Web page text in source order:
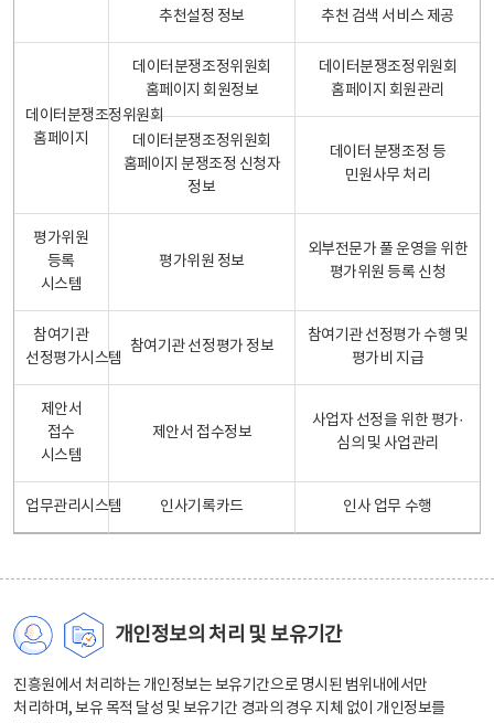
추천설정 정보 추천 검색 서비스 제공
데이터분쟁조정위원회
홈페이지
데이터분쟁조정위원회
홈페이지 회원정보
데이터분쟁조정위원회
홈페이지 회원관리
데이터분쟁조정위원회
홈페이지 분쟁조정 신청자
정보
데이터 분쟁조정 등
민원사무 처리
평가위원
등록
시스템
평가위원 정보
외부전문가 풀 운영을 위한
평가위원 등록 신청
참여기관
선정평가시스템
참여기관 선정평가 정보
참여기관 선정평가 수행 및
평가비 지급
제안서
접수
시스템
제안서 접수정보
사업자 선정을 위한 평가·
심의 및 사업관리
업무관리시스템 인사기록카드 인사 업무 수행
개인정보의 처리 및 보유기간
진흥원에서 처리하는 개인정보는 보유기간으로 명시된 범위내에서만
처리하며, 보유 목적 달성 및 보유기간 경과의 경우 지체 없이 개인정보를